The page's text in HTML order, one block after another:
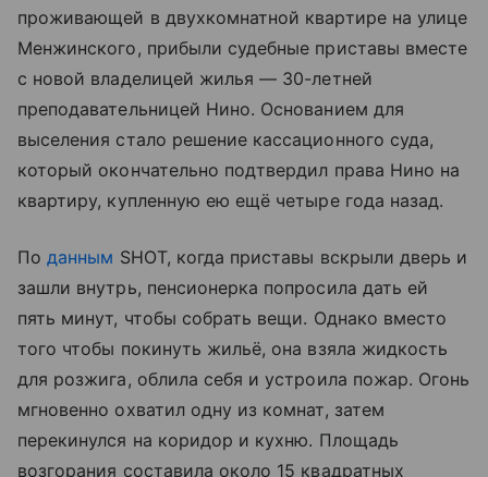
проживающей в двухкомнатной квартире на улице
Менжинского, прибыли судебные приставы вместе
с новой владелицей жилья — 30-летней
преподавательницей Нино. Основанием для
выселения стало решение кассационного суда,
который окончательно подтвердил права Нино на
квартиру, купленную ею ещё четыре года назад.
Поданным SHOT, когда приставы вскрыли дверь и
зашли внутрь, пенсионерка попросила дать ей
пять минут, чтобы собрать вещи. Однако вместо
того чтобы покинуть жильё, она взяла жидкость
для розжига, облила себя и устроила пожар. Огонь
мгновенно охватил одну из комнат, затем
перекинулся на коридор и кухню. Площадь
возгорания составила около 15 квадратных